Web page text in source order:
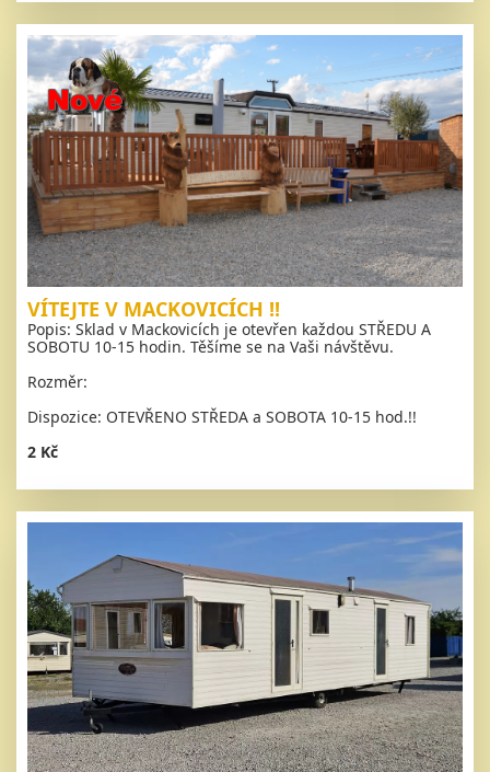
VÍTEJTE V MACKOVICÍCH !!
Popis: Sklad v Mackovicích je otevřen každou STŘEDU A
SOBOTU 10-15 hodin. Těšíme se na Vaši návštěvu.
Rozměr:
Dispozice: OTEVŘENO STŘEDA a SOBOTA 10-15 hod.!!
2 Kč